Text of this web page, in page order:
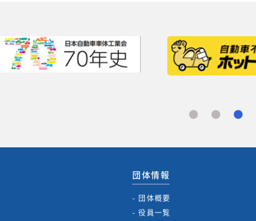
団体情報
団体概要
役員一覧